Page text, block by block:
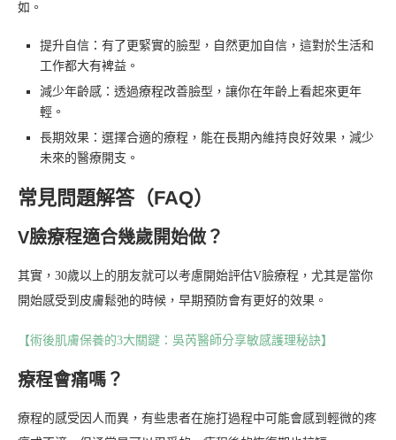
如。
提升自信：有了更緊實的臉型，自然更加自信，這對於生活和
工作都大有裨益。
減少年齡感：透過療程改善臉型，讓你在年齡上看起來更年
輕。
長期效果：選擇合適的療程，能在長期內維持良好效果，減少
未來的醫療開支。
常見問題解答（FAQ）
V臉療程適合幾歲開始做？
其實，30歲以上的朋友就可以考慮開始評估V臉療程，尤其是當你
開始感受到皮膚鬆弛的時候，早期預防會有更好的效果。
【術後肌膚保養的3大關鍵：吳芮醫師分享敏感護理秘訣】
療程會痛嗎？
療程的感受因人而異，有些患者在施打過程中可能會感到輕微的疼